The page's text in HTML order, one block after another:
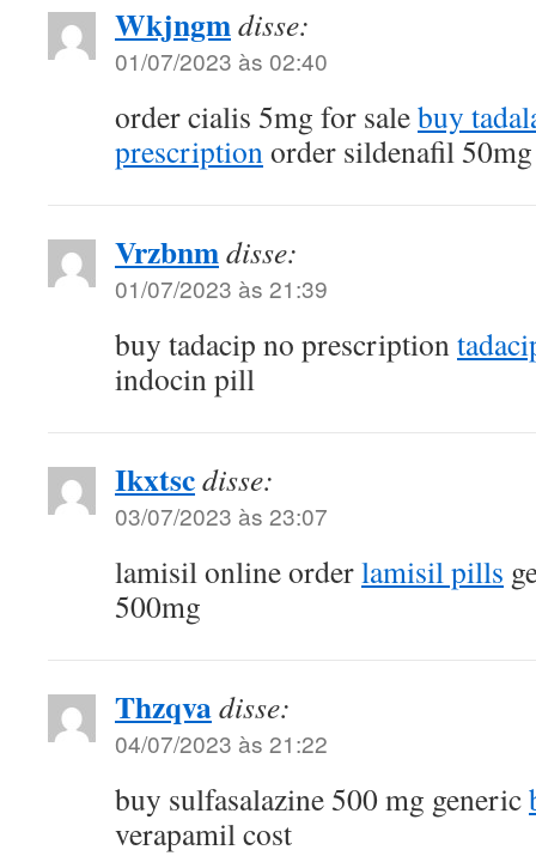
Wkjngmdisse:
01/07/2023 às 02:40
order cialis 5mg for salebuy
prescriptionorder sildenafil
Vrzbnmdisse:
01/07/2023 às 21:39
buy tadacip no prescription
indocin pill
Ikxtscdisse:
03/07/2023 às 23:07
lamisil online orderlamisil pills
500mg
Thzqvadisse:
04/07/2023 às 21:22
buy sulfasalazine 500 mg generic
verapamil cost